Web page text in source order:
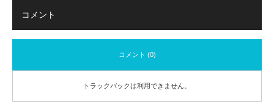
コメント
コメント (0)
トラックバックは利用できません。